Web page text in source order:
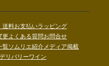
送料お支払いラッピング
更よくある質問お問合せ
覧ソムリエ紹介メディア掲載
デリバリーワイン